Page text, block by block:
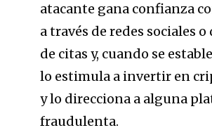
atacante gana confianza
a través de redes sociales
de citas y, cuando se
lo estimula a invertir en
y lo direcciona a alguna
fraudulenta.